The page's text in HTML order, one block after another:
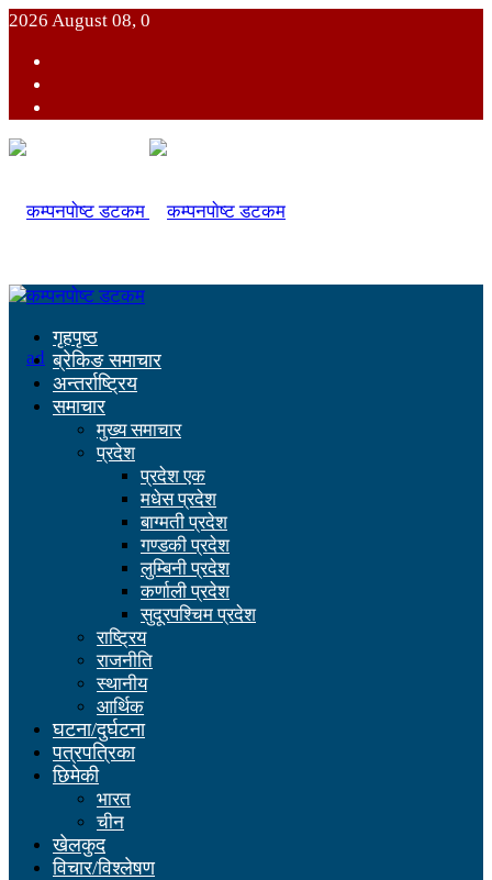
2026 August 08, 0
गृहपृष्ठ
ब्रेकिङ समाचार
अन्तर्राष्ट्रिय
समाचार
मुख्य समाचार
प्रदेश
प्रदेश एक
मधेस प्रदेश
बाग्मती प्रदेश
गण्डकी प्रदेश
लुम्बिनी प्रदेश
कर्णाली प्रदेश
सुदूरपश्चिम प्रदेश
राष्ट्रिय
राजनीति
स्थानीय
आर्थिक
घटना/दुर्घटना
पत्रपत्रिका
छिमेकी
भारत
चीन
खेलकुद
विचार/विश्लेषण